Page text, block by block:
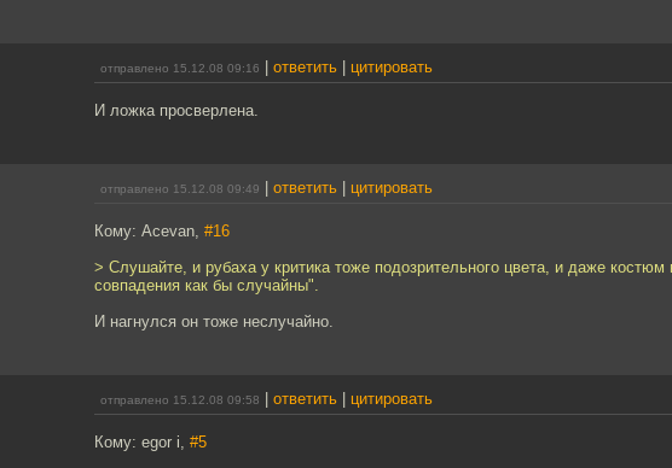
отправлено 15.12.08 09:16 ответить цитировать
И ложка просверлена.
отправлено 15.12.08 09:49 ответить цитировать
Кому: Acevan, #16
> Слушайте, и рубаха у критика тоже подозрительного цвета, и даже
совпадения как бы случайны".
И нагнулся он тоже неслучайно.
отправлено 15.12.08 09:58 ответить цитировать
Кому: egor i, #5